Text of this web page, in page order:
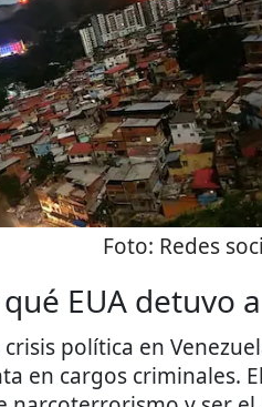
Foto: Redes
EUA detuvo
política en
en cargos criminales.